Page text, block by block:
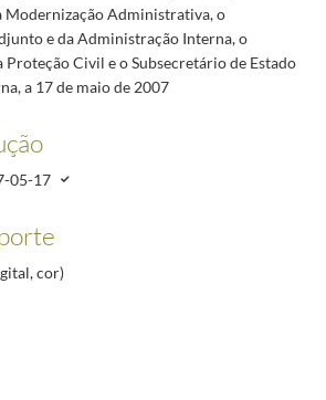
Modernização Administrativa, o
e da Administração Interna, o
Proteção Civil e o Subsecretário de Estado
a 17 de maio de 2007
05-17
cor)